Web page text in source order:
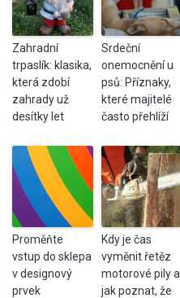
Zahradní
trpaslík: klasika,
která zdobí
zahrady už
desítky let
Srdeční
onemocnění u
psů: Příznaky,
které majitelé
často přehlíží
Proměňte
vstup do sklepa
v designový
prvek
Kdy je čas
vyměnit řetěz
motorové pily a
jak poznat, že